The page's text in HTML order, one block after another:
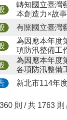
轉知國立臺灣
本創造力×故
有關國立臺灣
為因應本年度
項防汛整備工
為因應本年度
各項防汛整備
新北市114年
則 / 共 1763 則